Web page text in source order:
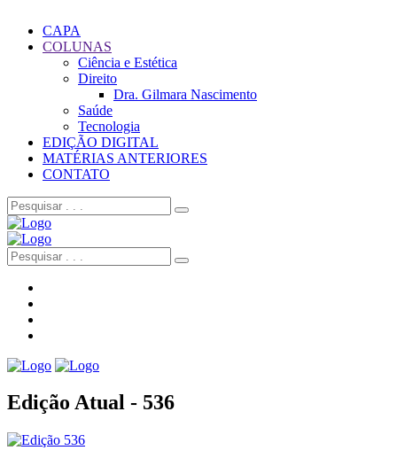
CAPA
COLUNAS
Ciência e Estética
Direito
Dra. Gilmara Nascimento
Saúde
Tecnologia
EDIÇÃO DIGITAL
MATÉRIAS ANTERIORES
CONTATO
Edição Atual - 536